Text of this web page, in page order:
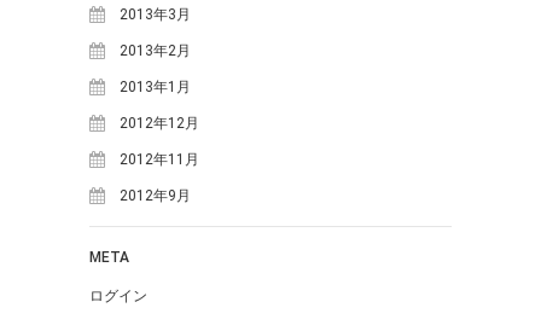
2016年6月(6)
2016年5月(8)
2016年4月(11)
2016年3月(1)
2016年2月(5)
2015年12月(3)
2015年11月(3)
2015年9月 (7)
2013年3月
2013年2月
2013年1月
2012年12月
2012年11月
2012年9月
META
ログイン